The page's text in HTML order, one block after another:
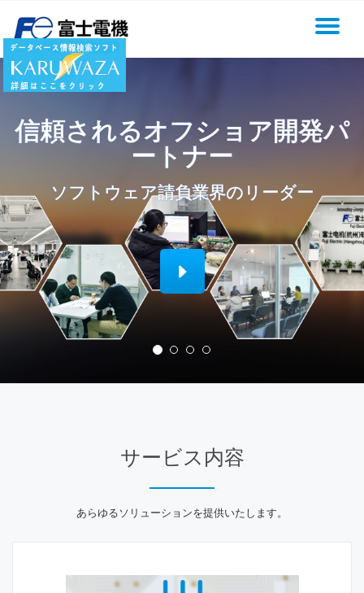
Skip
to
content
切
导
信頼されるオフショア開発パ
ートナー
ソフトウェア請負業界のリーダー
Header
サービス内容
あらゆるソリューションを提供いたします。